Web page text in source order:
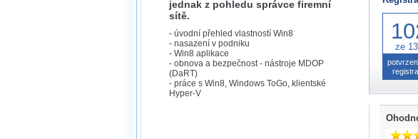
jednak z pohledu správce firemní
sítě.
- úvodní přehled vlastností Win8
- nasazení v podniku
- Win8 aplikace
- obnova a bezpečnost - nástroje MDOP
(DaRT)
- práce s Win8, Windows ToGo, klientské
Hyper-V
ze